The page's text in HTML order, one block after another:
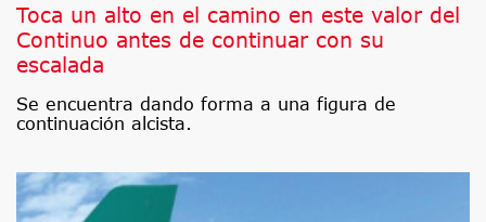
Toca un alto en el camino en este valor del
Continuo antes de continuar con su
escalada
Se encuentra dando forma a una figura de
continuación alcista.